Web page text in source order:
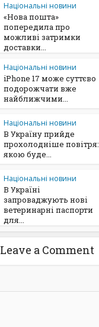
Національні новини
«Нова пошта»
попередила про
можливі затримки
доставки...
Національні новини
iPhone 17 може суттєво
подорожчати вже
найближчими...
Національні новини
В Україну прийде
прохолодніше повітря:
якою буде...
Національні новини
В Україні
запроваджують нові
ветеринарні паспорти
для...
Leave a Comment